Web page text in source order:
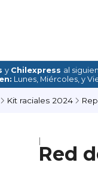
y Chilexpress al
Lunes, Miércoles, y
Kit raciales 2024
|
Red